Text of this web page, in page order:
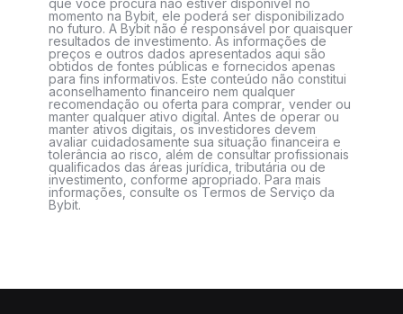
que você procura não estiver disponível no
momento na Bybit, ele poderá ser disponibilizado
no futuro. A Bybit não é responsável por quaisquer
resultados de investimento. As informações de
preços e outros dados apresentados aqui são
obtidos de fontes públicas e fornecidos apenas
para fins informativos. Este conteúdo não constitui
aconselhamento financeiro nem qualquer
recomendação ou oferta para comprar, vender ou
manter qualquer ativo digital. Antes de operar ou
manter ativos digitais, os investidores devem
avaliar cuidadosamente sua situação financeira e
tolerância ao risco, além de consultar profissionais
qualificados das áreas jurídica, tributária ou de
investimento, conforme apropriado. Para mais
informações, consulte os Termos de Serviço da
Bybit.